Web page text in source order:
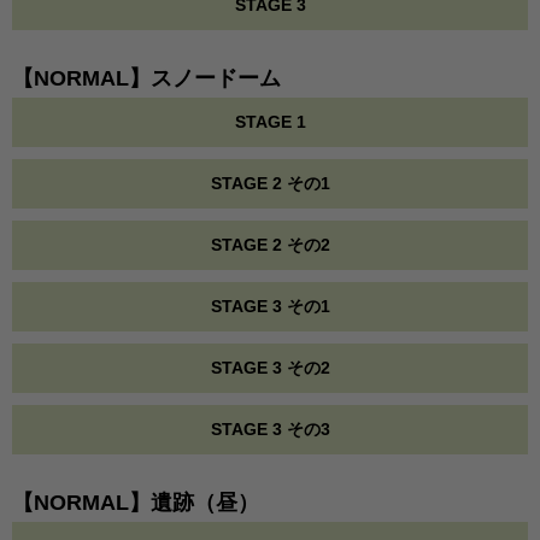
STAGE 3
【NORMAL】スノードーム
STAGE 1
STAGE 2 その1
STAGE 2 その2
STAGE 3 その1
STAGE 3 その2
STAGE 3 その3
【NORMAL】遺跡（昼）